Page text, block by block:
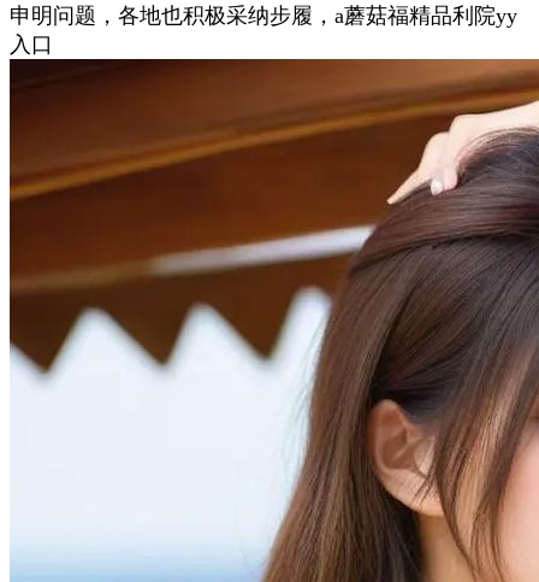
申明问题，各地也积极采纳步履，a蘑菇福精品利院yy
入口